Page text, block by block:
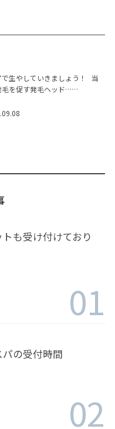
で生やしていきましょう！ 当
毛を促す発毛ヘッド……
も受け付けており
01
の受付時間
02